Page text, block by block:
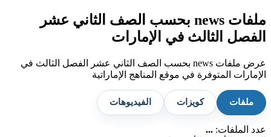
ملفات news بحسب الصف الثاني عشر
الفصل الثالث في الإمارات
عرض ملفات news بحسب الصف الثاني عشر الفصل الثالث في
الإمارات المتوفرة في موقع المناهج الإماراتية
ملفات كويزات الفيديوهات
عدد الملفات: ...